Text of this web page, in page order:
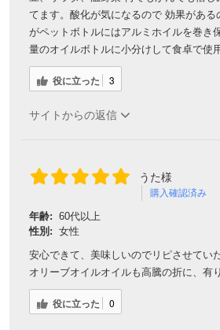
てます。酸化が気になるので 効果がある
がペットボトルにはアルミホイルを巻き
量のオイルボトルに小分けして食卓で使
役に立った 3
サイトからの返信
うた様
購入確認済み
年齢: 60代以上
性別: 女性
安心できて、美味しいのでリピさせてい
オリーブオイルオイルも高騰の折に、有
役に立った 0